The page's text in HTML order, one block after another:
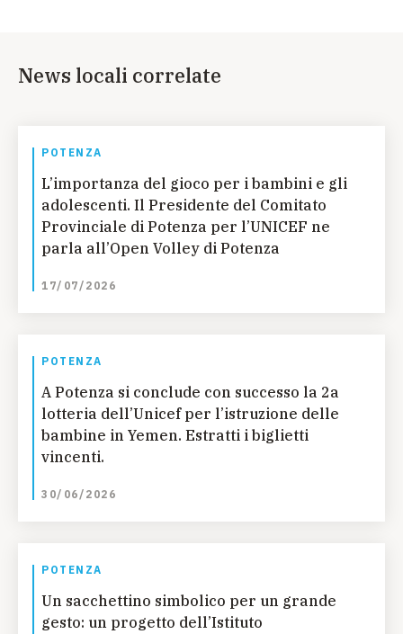
News locali correlate
POTENZA
L’importanza del gioco per i bambini e gli
adolescenti. Il Presidente del Comitato
Provinciale di Potenza per l’UNICEF ne
parla all’Open Volley di Potenza
17/07/2026
POTENZA
A Potenza si conclude con successo la 2a
lotteria dell’Unicef per l’istruzione delle
bambine in Yemen. Estratti i biglietti
vincenti.
30/06/2026
POTENZA
Un sacchettino simbolico per un grande
gesto: un progetto dell’Istituto